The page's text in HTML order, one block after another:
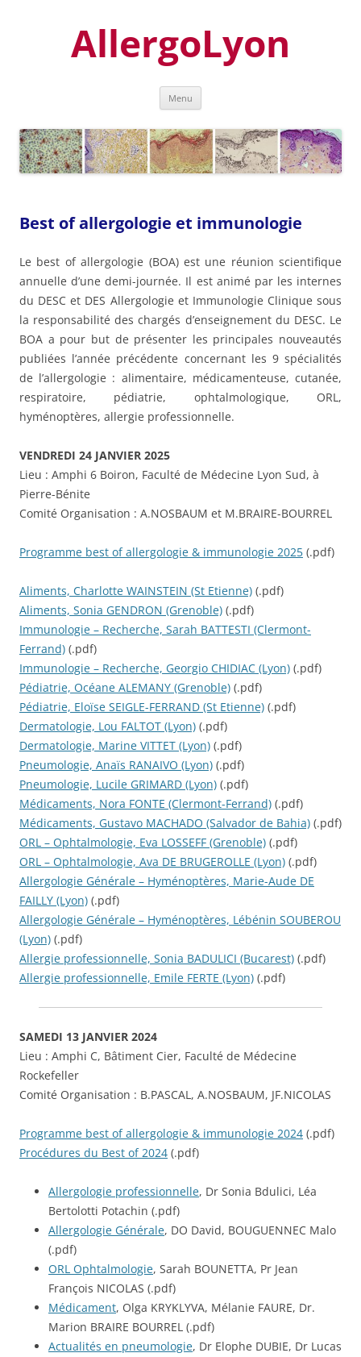
AllergoLyon
Menu
Best of allergologie et immunologie
Le best of allergologie (BOA) est une réunion scientifique
annuelle d’une demi-journée. Il est animé par les internes
du DESC et DES Allergologie et Immunologie Clinique sous
la responsabilité des chargés d’enseignement du DESC. Le
BOA a pour but de présenter les principales nouveautés
publiées l’année précédente concernant les 9 spécialités
de l’allergologie : alimentaire, médicamenteuse, cutanée,
respiratoire, pédiatrie, ophtalmologique, ORL,
hyménoptères, allergie professionnelle.
VENDREDI 24 JANVIER 2025
Lieu : Amphi 6 Boiron, Faculté de Médecine Lyon Sud, à
Pierre-Bénite
Comité Organisation : A.NOSBAUM et M.BRAIRE-BOURREL
Programme best of allergologie & immunologie 2025 (.pdf)
Aliments, Charlotte WAINSTEIN (St Etienne) (.pdf)
Aliments, Sonia GENDRON (Grenoble) (.pdf)
Immunologie – Recherche, Sarah BATTESTI (Clermont-
Ferrand) (.pdf)
Immunologie – Recherche, Georgio CHIDIAC (Lyon) (.pdf)
Pédiatrie, Océane ALEMANY (Grenoble) (.pdf)
Pédiatrie, Eloïse SEIGLE-FERRAND (St Etienne) (.pdf)
Dermatologie, Lou FALTOT (Lyon) (.pdf)
Dermatologie, Marine VITTET (Lyon) (.pdf)
Pneumologie, Anaïs RANAIVO (Lyon) (.pdf)
Pneumologie, Lucile GRIMARD (Lyon) (.pdf)
Médicaments, Nora FONTE (Clermont-Ferrand) (.pdf)
Médicaments, Gustavo MACHADO (Salvador de Bahia) (.pdf)
ORL – Ophtalmologie, Eva LOSSEFF (Grenoble) (.pdf)
ORL – Ophtalmologie, Ava DE BRUGEROLLE (Lyon) (.pdf)
Allergologie Générale – Hyménoptères, Marie-Aude DE
FAILLY (Lyon) (.pdf)
Allergologie Générale – Hyménoptères, Lébénin SOUBEROU
(Lyon) (.pdf)
Allergie professionnelle, Sonia BADULICI (Bucarest) (.pdf)
Allergie professionnelle, Emile FERTE (Lyon) (.pdf)
SAMEDI 13 JANVIER 2024
Lieu : Amphi C, Bâtiment Cier, Faculté de Médecine
Rockefeller
Comité Organisation : B.PASCAL, A.NOSBAUM, JF.NICOLAS
Programme best of allergologie & immunologie 2024 (.pdf)
Procédures du Best of 2024 (.pdf)
Allergologie professionnelle, Dr Sonia Bdulici, Léa
Bertolotti Potachin (.pdf)
Allergologie Générale, DO David, BOUGUENNEC Malo
(.pdf)
ORL Ophtalmologie, Sarah BOUNETTA, Pr Jean
François NICOLAS (.pdf)
Médicament, Olga KRYKLYVA, Mélanie FAURE, Dr.
Marion BRAIRE BOURREL (.pdf)
Actualités en pneumologie, Dr Elophe DUBIE, Dr Lucas